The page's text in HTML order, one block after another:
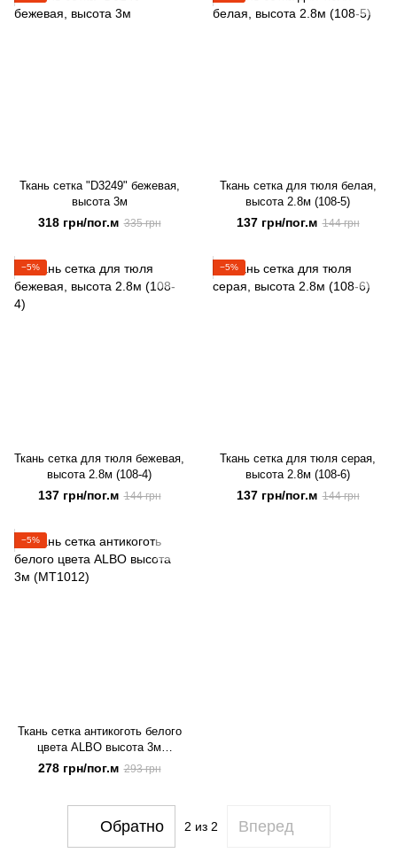
Ткань сетка "D3249" бежевая,
высота 3м
318 грн/пог.м 335 грн
Ткань сетка для тюля белая,
высота 2.8м (108-5)
137 грн/пог.м 144 грн
−5%
Ткань сетка для тюля бежевая,
высота 2.8м (108-4)
137 грн/пог.м 144 грн
−5%
Ткань сетка для тюля серая,
высота 2.8м (108-6)
137 грн/пог.м 144 грн
−5%
Ткань сетка антикоготь белого
цвета ALBO высота 3м
(MT1012)
278 грн/пог.м 293 грн
Обратно 2 из 2 Вперед